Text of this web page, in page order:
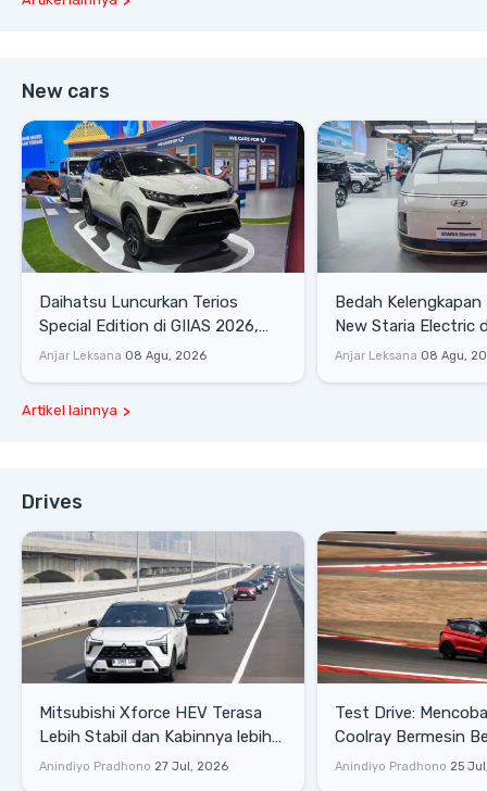
New cars
Daihatsu Luncurkan Terios
Special Edition di GIIAS 2026,
Stok Terbatas
Anjar Leksana 08 Agu, 2026
Bedah Kelengkapan
New Staria Electric
yang Dikenalkan di
Anjar Leksana 08 Agu,
Artikel lainnya
Drives
Mitsubishi Xforce HEV Terasa
Lebih Stabil dan Kabinnya lebih
Senyap
Anindiyo Pradhono 27 Jul, 2026
Test Drive: Mencoba Geely
Coolray Bermesin
di Sirkuit Mandalika
Anindiyo Pradhono 25